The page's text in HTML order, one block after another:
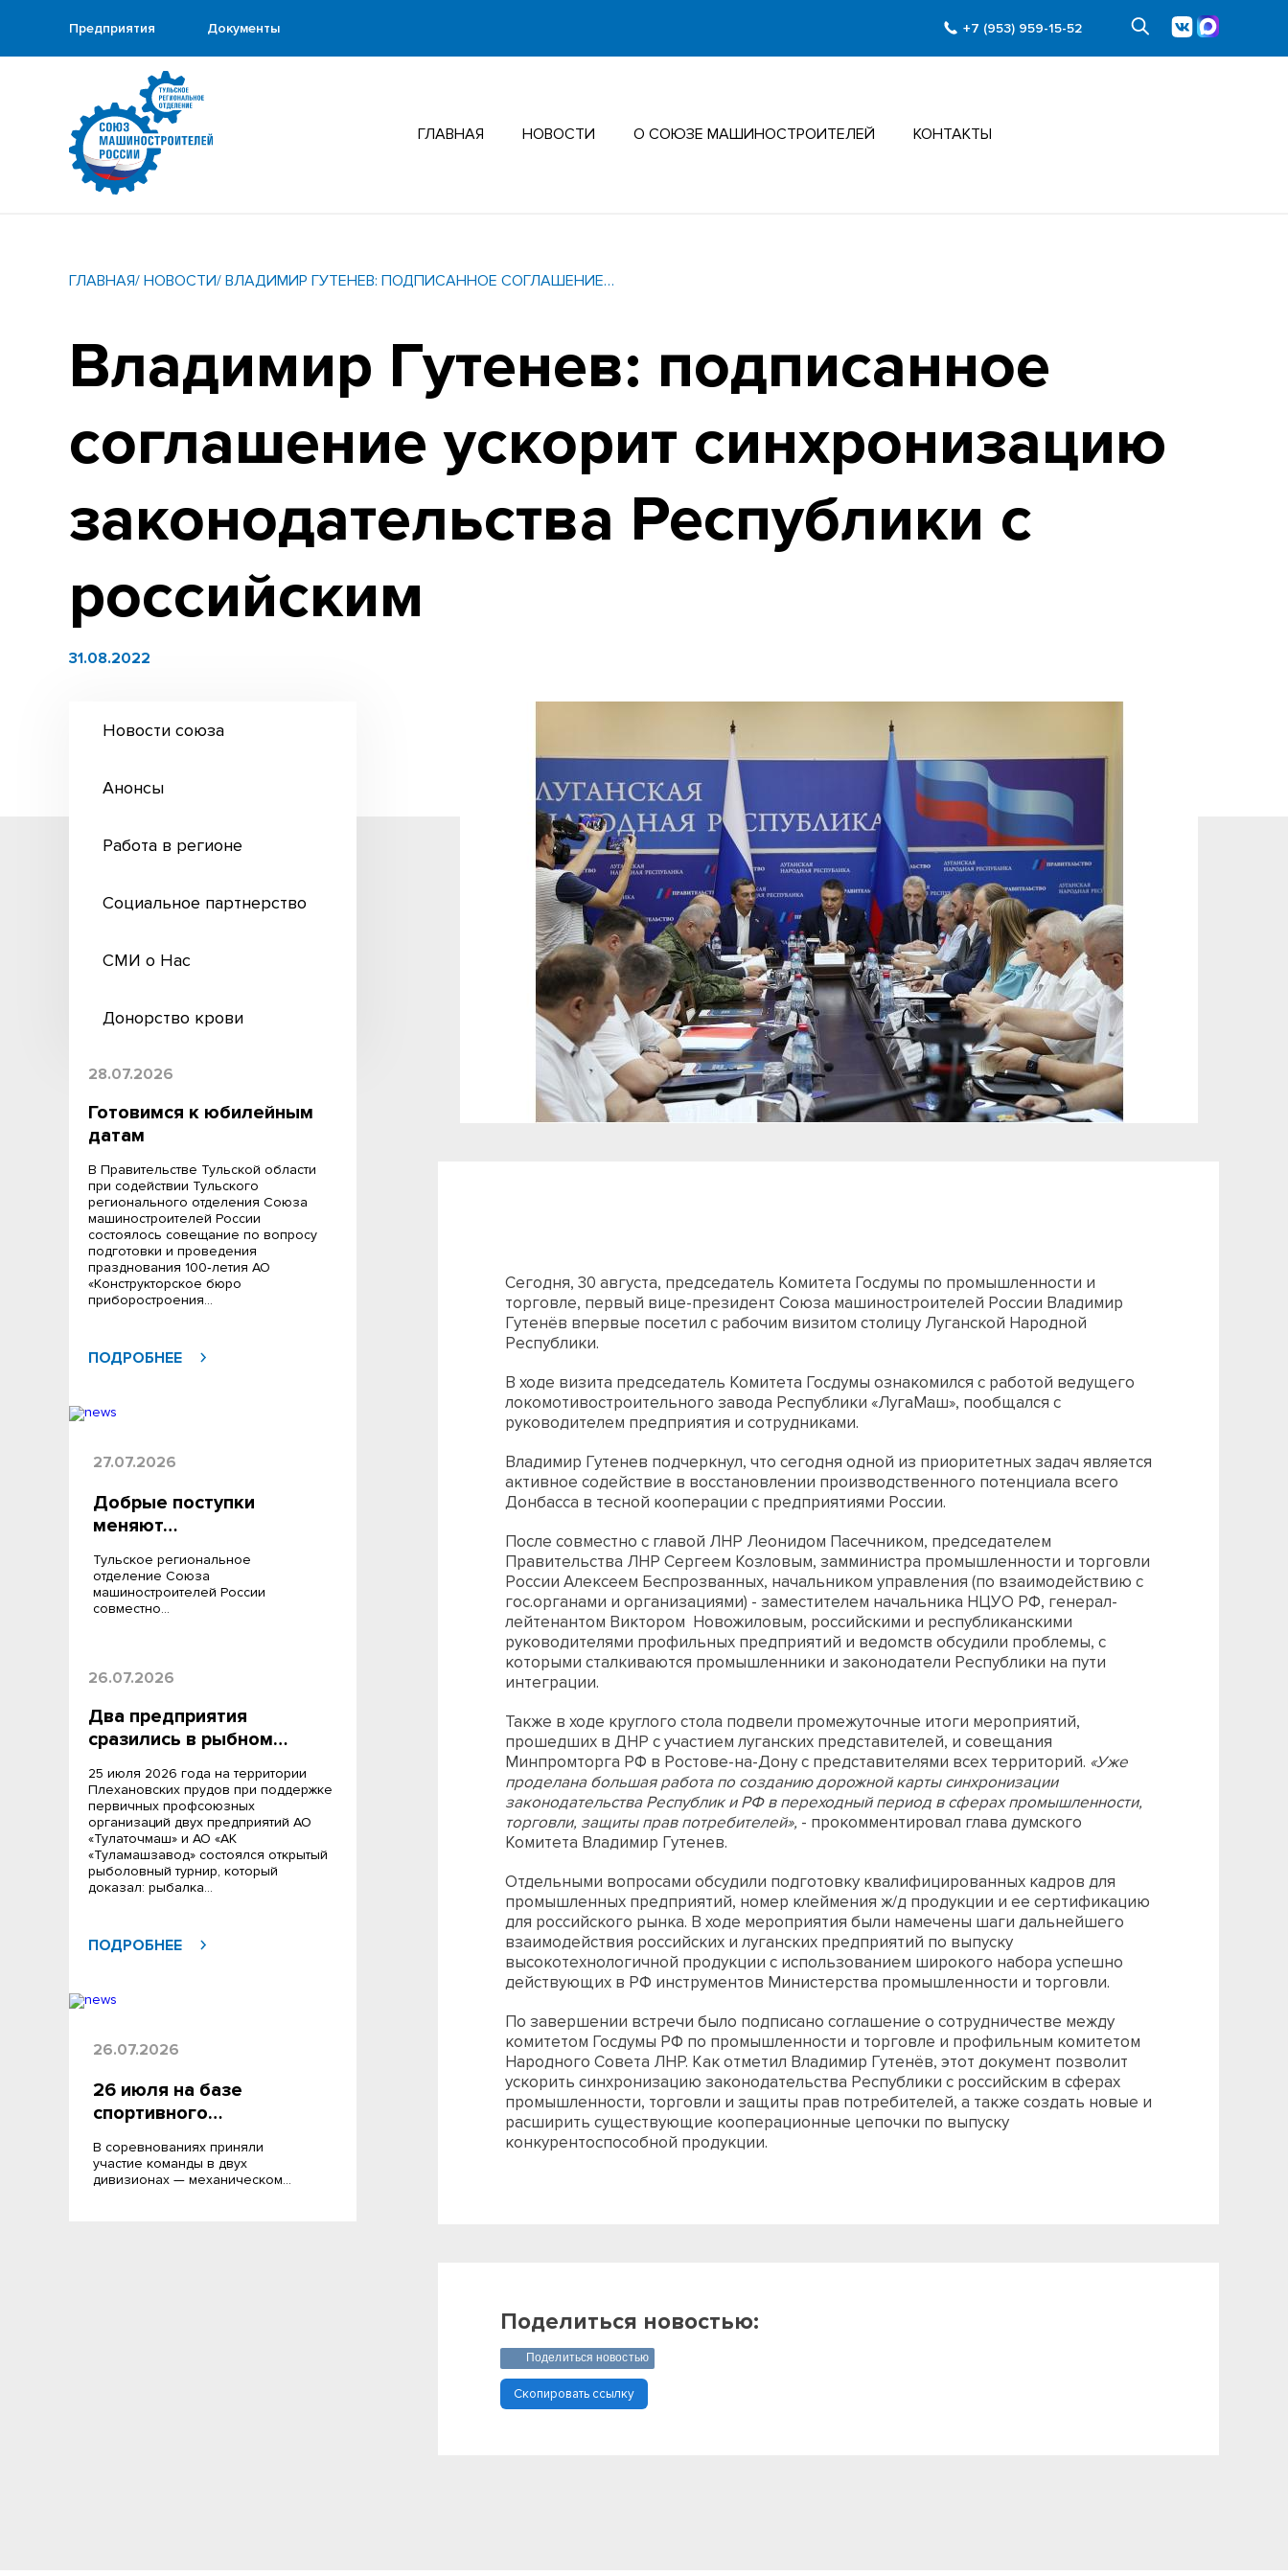
Предприятия Документы +7 (953) 959-15-52
ГЛАВНАЯ НОВОСТИ О СОЮЗЕ МАШИНОСТРОИТЕЛЕЙ КОНТАКТЫ
ГЛАВНАЯ/ НОВОСТИ/ ВЛАДИМИР ГУТЕНЕВ: ПОДПИСАННОЕ СОГЛАШЕНИЕ…
Владимир Гутенев: подписанное
соглашение ускорит синхронизацию
законодательства Республики с
российским
31.08.2022
Новости союза
Анонсы
Работа в регионе
Социальное партнерство
СМИ о Нас
Донорство крови
28.07.2026
Готовимся к юбилейным
датам
В Правительстве Тульской области
при содействии Тульского
регионального отделения Союза
машиностроителей России
состоялось совещание по вопросу
подготовки и проведения
празднования 100‑летия АО
«Конструкторское бюро
приборостроения…
ПОДРОБНЕЕ
27.07.2026
Добрые поступки
меняют…
Тульское региональное
отделение Союза
машиностроителей России
совместно…
26.07.2026
Два предприятия
сразились в рыбном…
25 июля 2026 года на территории
Плехановских прудов при поддержке
первичных профсоюзных
организаций двух предприятий АО
«Тулаточмаш» и АО «АК
«Туламашзавод» состоялся открытый
рыболовный турнир, который
доказал: рыбалка…
ПОДРОБНЕЕ
26.07.2026
26 июля на базе
спортивного…
В соревнованиях приняли
участие команды в двух
дивизионах — механическом…
Сегодня, 30 августа, председатель Комитета Госдумы по промышленности и
торговле, первый вице-президент Союза машиностроителей России Владимир
Гутенёв впервые посетил с рабочим визитом столицу Луганской Народной
Республики.
В ходе визита председатель Комитета Госдумы ознакомился с работой ведущего
локомотивостроительного завода Республики «ЛугаМаш», пообщался с
руководителем предприятия и сотрудниками.
Владимир Гутенев подчеркнул, что сегодня одной из приоритетных задач является
активное содействие в восстановлении производственного потенциала всего
Донбасса в тесной кооперации с предприятиями России.
После совместно с главой ЛНР Леонидом Пасечником, председателем
Правительства ЛНР Сергеем Козловым, замминистра промышленности и торговли
России Алексеем Беспрозванных, начальником управления (по взаимодействию с
гос.органами и организациями) - заместителем начальника НЦУО РФ, генерал-
лейтенантом Виктором Новожиловым, российскими и республиканскими
руководителями профильных предприятий и ведомств обсудили проблемы, с
которыми сталкиваются промышленники и законодатели Республики на пути
интеграции.
Также в ходе круглого стола подвели промежуточные итоги мероприятий,
прошедших в ДНР с участием луганских представителей, и совещания
Минпромторга РФ в Ростове-на-Дону с представителями всех территорий. «Уже
проделана большая работа по созданию дорожной карты синхронизации
законодательства Республик и РФ в переходный период в сферах промышленности,
торговли, защиты прав потребителей», - прокомментировал глава думского
Комитета Владимир Гутенев.
Отдельными вопросами обсудили подготовку квалифицированных кадров для
промышленных предприятий, номер клеймения ж/д продукции и ее сертификацию
для российского рынка. В ходе мероприятия были намечены шаги дальнейшего
взаимодействия российских и луганских предприятий по выпуску
высокотехнологичной продукции с использованием широкого набора успешно
действующих в РФ инструментов Министерства промышленности и торговли.
По завершении встречи было подписано соглашение о сотрудничестве между
комитетом Госдумы РФ по промышленности и торговле и профильным комитетом
Народного Совета ЛНР. Как отметил Владимир Гутенёв, этот документ позволит
ускорить синхронизацию законодательства Республики с российским в сферах
промышленности, торговли и защиты прав потребителей, а также создать новые и
расширить существующие кооперационные цепочки по выпуску
конкурентоспособной продукции.
Поделиться новостью:
Поделиться новостью
Скопировать ссылку